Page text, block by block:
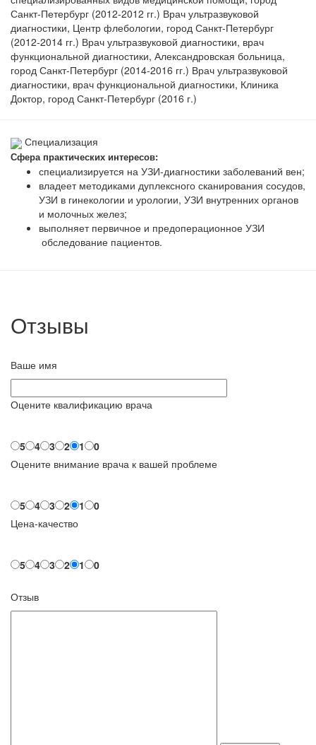
Санкт-Петербург (2012-2012 гг.) Врач ультразвуковой
диагностики, Центр флебологии, город Санкт-Петербург
(2012-2014 гг.) Врач ультразвуковой диагностики, врач
функциональной диагностики, Александровская больница,
город Санкт-Петербург (2014-2016 гг.) Врач ультразвуковой
диагностики, врач функциональной диагностики, Клиника
Доктор, город Санкт-Петербург (2016 г.)
Специализация
Сфера практических интересов:
специализируется на УЗИ-диагностики заболеваний вен;
владеет методиками дуплексного сканирования сосудов,
УЗИ в гинекологии и урологии, УЗИ внутренних органов
и молочных желез;
выполняет первичное и предоперационное УЗИ
обследование пациентов.
Отзывы
Ваше имя
Оцените квалификацию врача
5 4 3 2 1
0
Оцените внимание врача к вашей проблеме
5 4 3 2 1
0
Цена-качество
5 4 3 2 1 0
Отзыв